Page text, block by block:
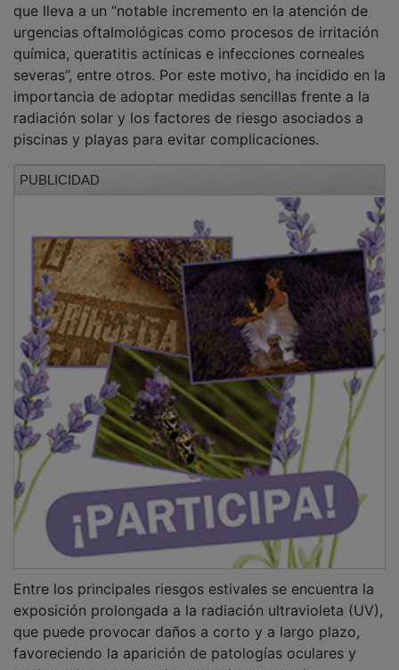
urgencias oftalmológicas como procesos de irritación
química, queratitis actínicas e infecciones corneales
severas”, entre otros. Por este motivo, ha incidido en la
importancia de adoptar medidas sencillas frente a la
radiación solar y los factores de riesgo asociados a
piscinas y playas para evitar complicaciones.
exposición prolongada a la radiación ultravioleta (UV),
que puede provocar daños a corto y a largo plazo,
favoreciendo la aparición de patologías oculares y
acelerando procesos degenerativos como la